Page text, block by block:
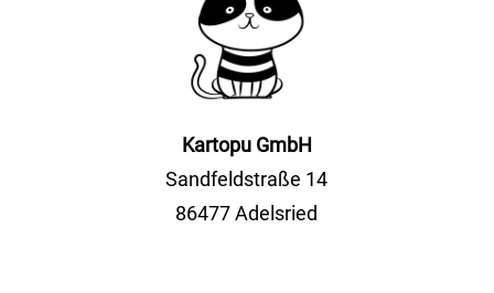
Kartopu GmbH
Sandfeldstraße 14
86477 Adelsried